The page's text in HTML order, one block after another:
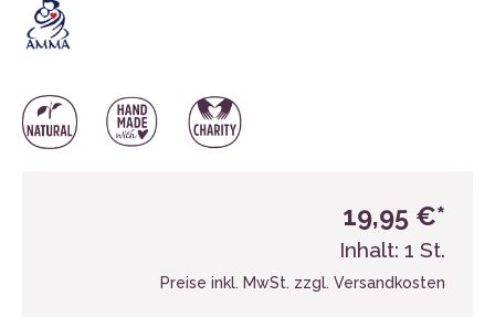
19,95 €*
Inhalt: 1 St.
Preise inkl. MwSt. zzgl. Versandkosten